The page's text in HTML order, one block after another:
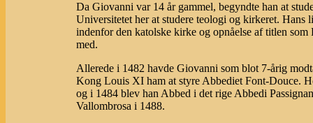
Da Giovanni var 14 år gammel, begyndte han at
Universitetet her at studere teologi og kirkeret.
indenfor den katolske kirke og opnåelse af titlen
med.
Allerede i 1482 havde Giovanni som blot 7-årig
Kong Louis XI ham at styre Abbediet Font-Douce.
og i 1484 blev han Abbed i det rige Abbedi
Vallombrosa i 1488.